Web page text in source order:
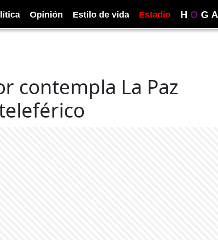
Opinión Estilo de vida Estadio H O G A
contempla La Paz